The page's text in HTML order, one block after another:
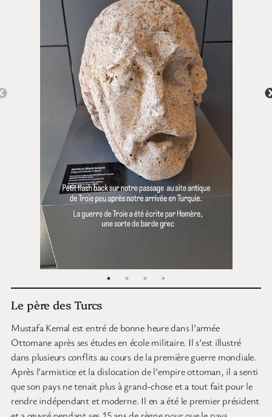
Le père des Turcs
Mustafa Kemal est entré de bonne heure dans l’armée
Ottomane après ses études en école militaire. Il s’est illustré
dans plusieurs conflits au cours de la première guerre mondiale.
Après l’armistice et la dislocation de l’empire ottoman, il a senti
que son pays ne tenait plus à grand-chose et a tout fait pour le
rendre indépendant et moderne. Il en a été le premier président